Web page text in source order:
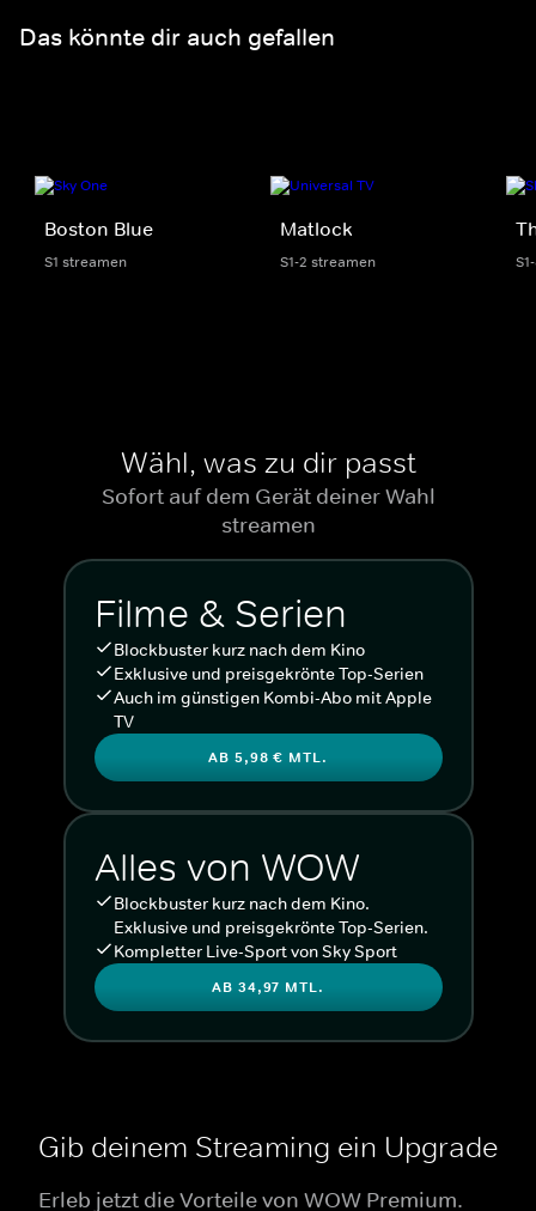
Das könnte dir auch gefallen
Boston Blue
S1 streamen
Matlock
S1-2 streamen
Wähl, was zu dir passt
Sofort auf dem Gerät deiner Wahl
streamen
Filme & Serien
Blockbuster kurz nach dem Kino
Exklusive und preisgekrönte Top-Serien
Auch im günstigen Kombi-Abo mit Apple
TV
AB 5,98 € MTL.
Alles von WOW
Blockbuster kurz nach dem Kino.
Exklusive und preisgekrönte Top-Serien.
Kompletter Live-Sport von Sky Sport
AB 34,97 MTL.
Gib deinem Streaming ein Upgrade
Erleb jetzt die Vorteile von WOW Premium.